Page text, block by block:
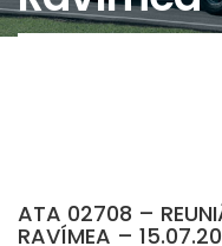
ATA 02708 –
RAVÍMEA –